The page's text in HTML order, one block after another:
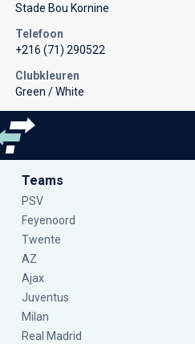
Stade Bou Kornine
Telefoon
+216 (71) 290522
Clubkleuren
Green / White
Teams
PSV
Feyenoord
Twente
AZ
Ajax
Juventus
Milan
Real Madrid